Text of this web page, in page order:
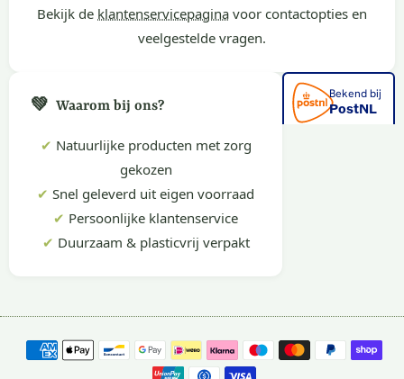
Bekijk de klantenservicepagina voor contactopties en
veelgestelde vragen.
💚 Waarom bij ons?
✔ Natuurlijke producten met zorg
gekozen
✔ Snel geleverd uit eigen voorraad
✔ Persoonlijke klantenservice
✔ Duurzaam & plasticvrij verpakt